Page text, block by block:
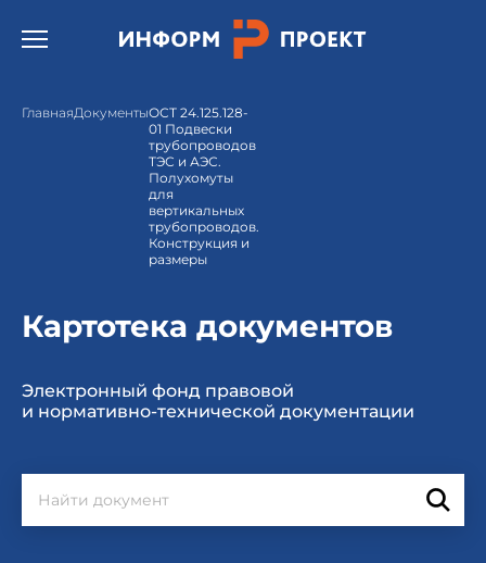
Открыть бургер меню.
ГлавнаяДокументыОСТ 24.125.128-
01 Подвески
трубопроводов
ТЭС и АЭС.
Полухомуты
для
вертикальных
трубопроводов.
Конструкция и
размеры
Картотека документов
Электронный фонд правовой
и нормативно-технической документации